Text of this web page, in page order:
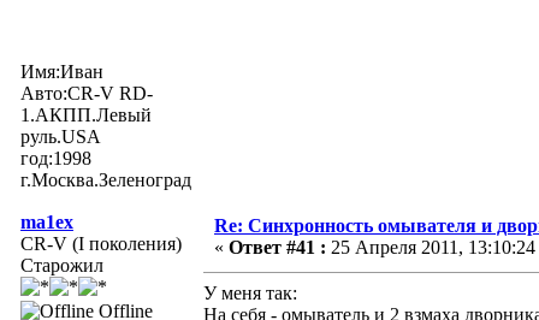
Имя:Иван
Авто:CR-V RD-
1.АКПП.Левый
руль.USA
год:1998
г.Москва.Зеленоград
ma1ex
CR-V (I поколения)
Старожил
Offline
Re: Синхронность омывателя и
« Ответ #41 : 25 Апреля 2011, 13:10:24
У меня так:
На себя - омыватель и 2 взмаха